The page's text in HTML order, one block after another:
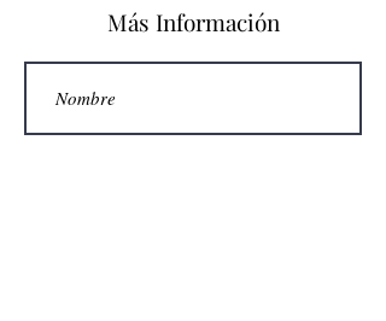
Más Información